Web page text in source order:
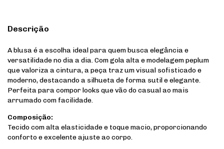
Descrição
A blusa é a escolha ideal para quem busca elegância e
versatilidade no dia a dia. Com gola alta e modelagem peplum
que valoriza a cintura, a peça traz um visual sofisticado e
moderno, destacando a silhueta de forma sutil e elegante.
Perfeita para compor looks que vão do casual ao mais
arrumado com facilidade.
Composição:
Tecido com alta elasticidade e toque macio, proporcionando
conforto e excelente ajuste ao corpo.